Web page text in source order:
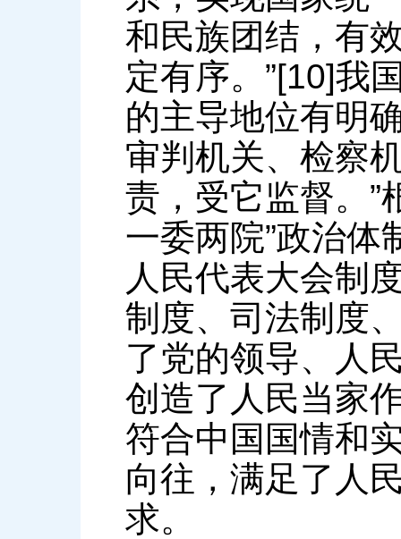
和民族团结，有
定有序。”[10]我
的主导地位有明
审判机关、检察
责，受它监督。”
一委两院”政治体
人民代表大会制
制度、司法制度
了党的领导、人
创造了人民当家
符合中国国情和
向往，满足了人
求。